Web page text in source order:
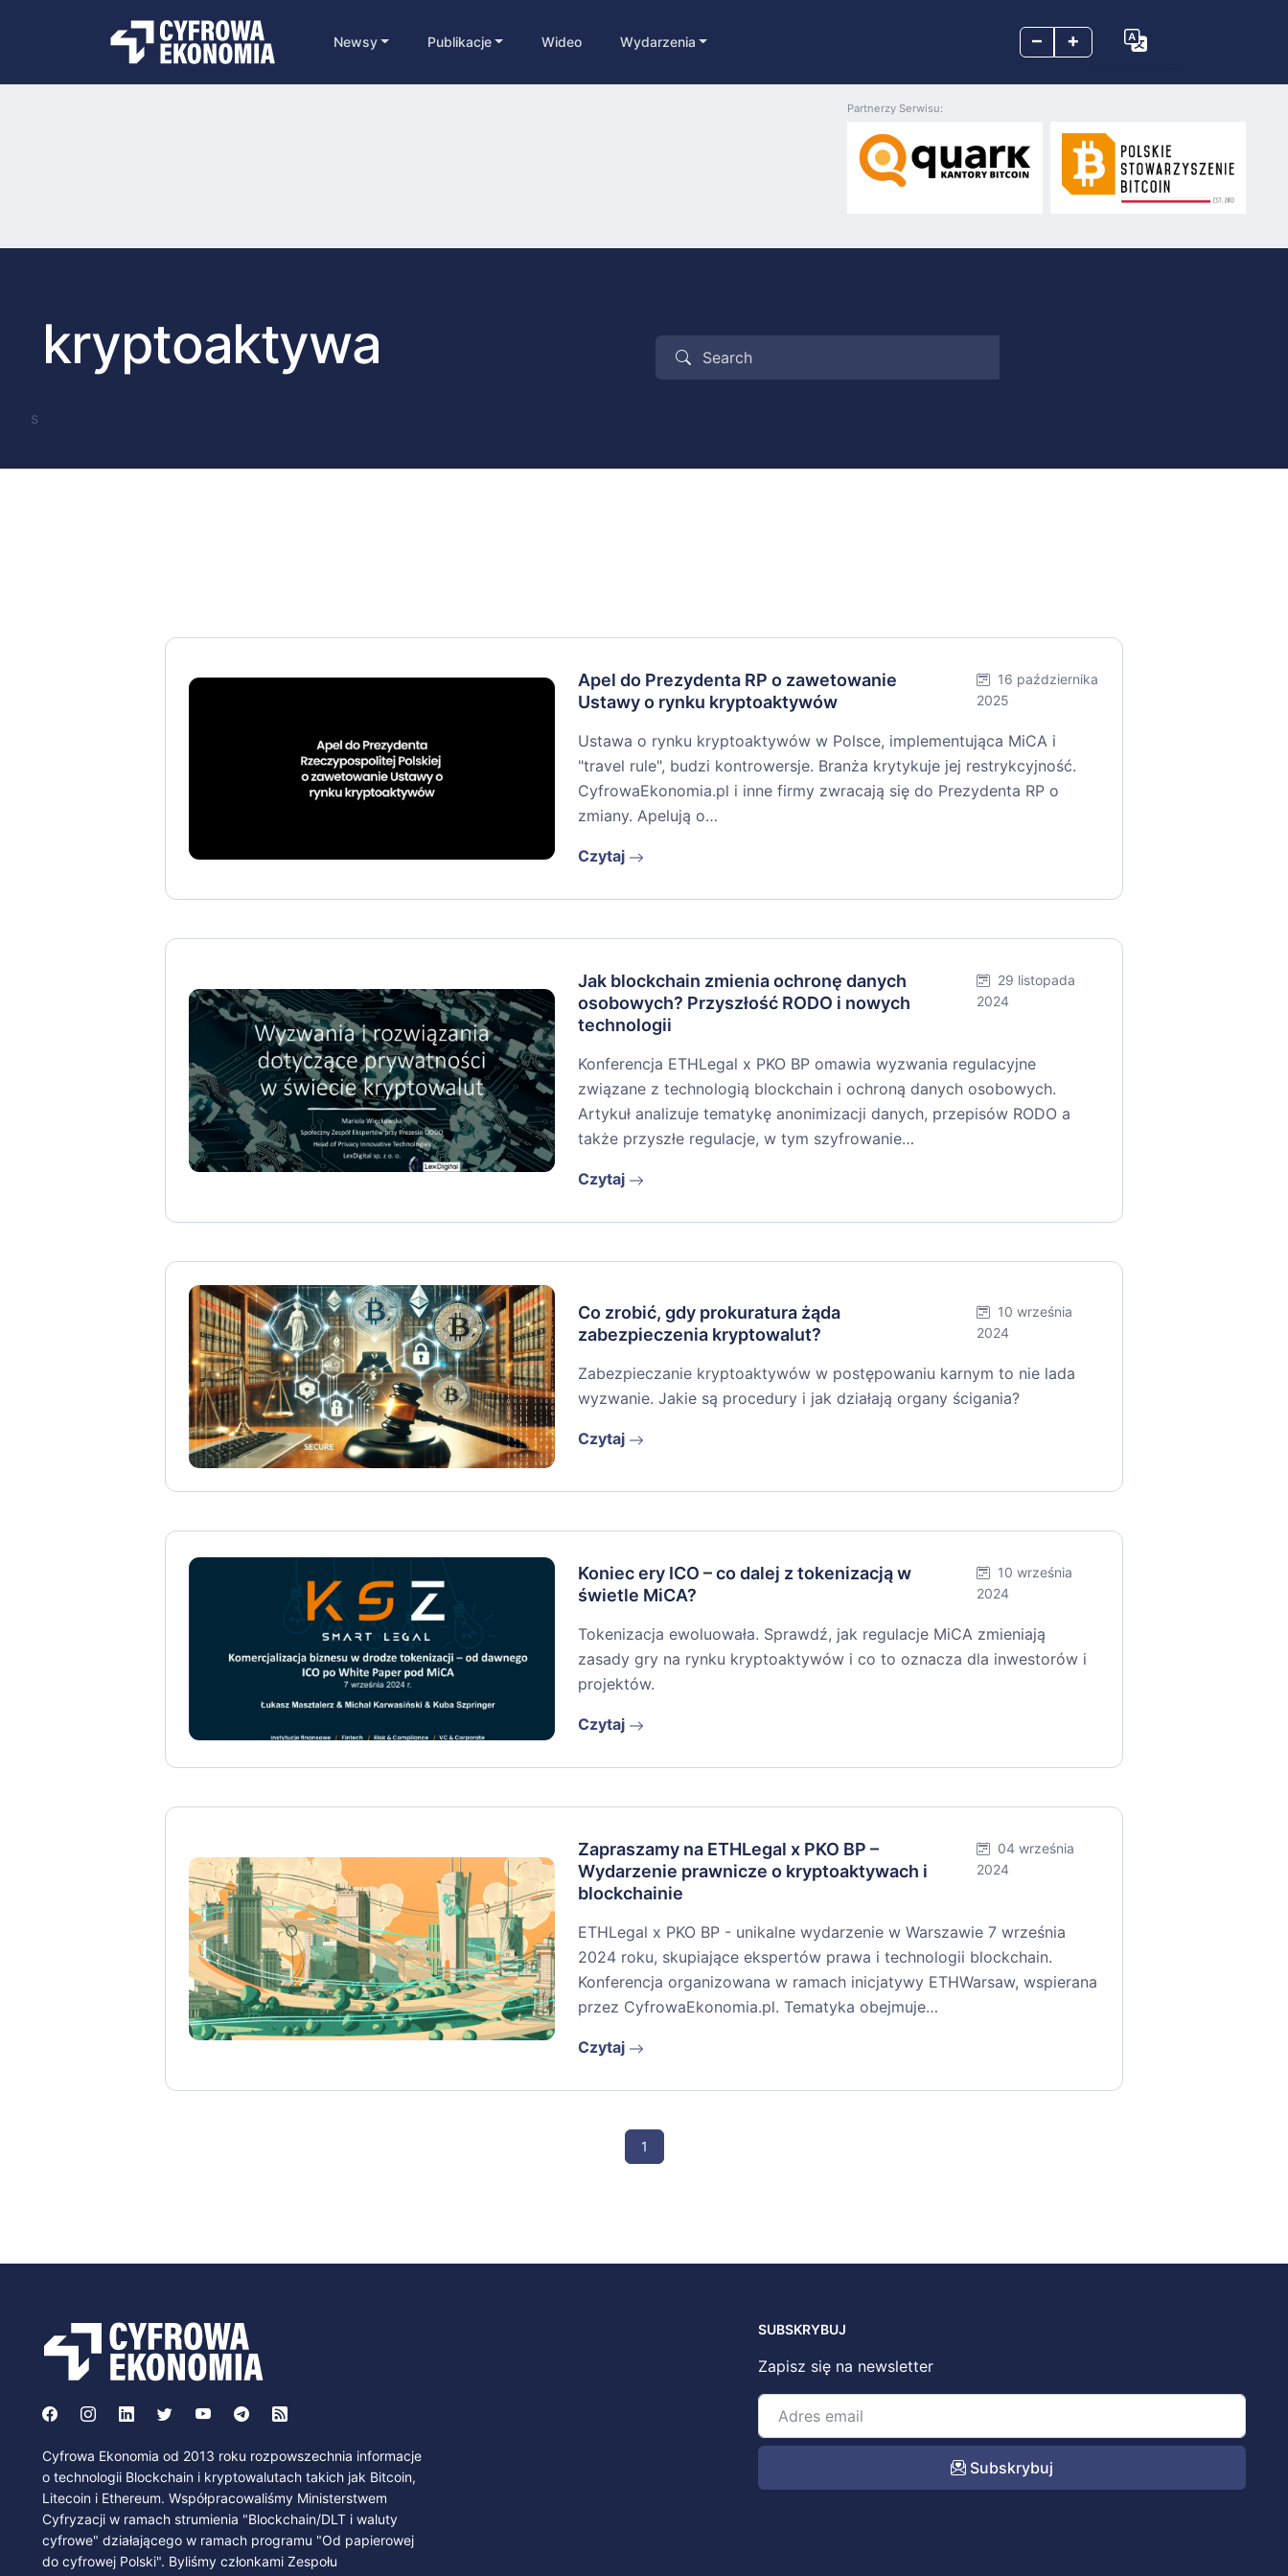
– +
Newsy Publikacje Wideo Wydarzenia
Partnerzy Serwisu:
kryptoaktywa
s
Apel do Prezydenta RP o zawetowanie
Ustawy o rynku kryptoaktywów
16 października
2025
Ustawa o rynku kryptoaktywów w Polsce, implementująca MiCA i
"travel rule", budzi kontrowersje. Branża krytykuje jej restrykcyjność.
CyfrowaEkonomia.pl i inne firmy zwracają się do Prezydenta RP o
zmiany. Apelują o…
Czytaj
Jak blockchain zmienia ochronę danych
osobowych? Przyszłość RODO i nowych
technologii
29 listopada
2024
Konferencja ETHLegal x PKO BP omawia wyzwania regulacyjne
związane z technologią blockchain i ochroną danych osobowych.
Artykuł analizuje tematykę anonimizacji danych, przepisów RODO a
także przyszłe regulacje, w tym szyfrowanie…
Czytaj
Co zrobić, gdy prokuratura żąda
zabezpieczenia kryptowalut?
10 września
2024
Zabezpieczanie kryptoaktywów w postępowaniu karnym to nie lada
wyzwanie. Jakie są procedury i jak działają organy ścigania?
Czytaj
Koniec ery ICO – co dalej z tokenizacją w
świetle MiCA?
10 września
2024
Tokenizacja ewoluowała. Sprawdź, jak regulacje MiCA zmieniają
zasady gry na rynku kryptoaktywów i co to oznacza dla inwestorów i
projektów.
Czytaj
Zapraszamy na ETHLegal x PKO BP –
Wydarzenie prawnicze o kryptoaktywach i
blockchainie
04 września
2024
ETHLegal x PKO BP - unikalne wydarzenie w Warszawie 7 września
2024 roku, skupiające ekspertów prawa i technologii blockchain.
Konferencja organizowana w ramach inicjatywy ETHWarsaw, wspierana
przez CyfrowaEkonomia.pl. Tematyka obejmuje…
Czytaj
1
Cyfrowa Ekonomia od 2013 roku rozpowszechnia informacje
o technologii Blockchain i kryptowalutach takich jak Bitcoin,
Litecoin i Ethereum. Współpracowaliśmy Ministerstwem
Cyfryzacji w ramach strumienia "Blockchain/DLT i waluty
cyfrowe" działającego w ramach programu "Od papierowej
do cyfrowej Polski". Byliśmy członkami Zespołu
SUBSKRYBUJ
Zapisz się na newsletter
Subskrybuj